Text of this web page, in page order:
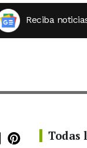
Reciba
X (Twitter)
en TikTok
de
Minuto30 en
Minuto30
Todas